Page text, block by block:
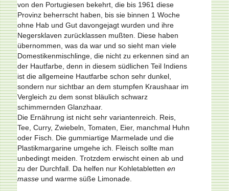
von den Portugiesen bekehrt, die bis 1961 diese
Provinz beherrscht haben, bis sie binnen 1 Woche
ohne Hab und Gut davongejagt wurden und ihre
Negersklaven zurücklassen mußten. Diese haben
übernommen, was da war und so sieht man viele
Domestikenmischlinge, die nicht zu erkennen sind an
der Hautfarbe, denn in diesem südlichen Teil Indiens
ist die allgemeine Hautfarbe schon sehr dunkel,
sondern nur sichtbar an dem stumpfen Kraushaar im
Vergleich zu dem sonst bläulich schwarz
schimmernden Glanzhaar.
Die Ernährung ist nicht sehr variantenreich. Reis,
Tee, Curry, Zwiebeln, Tomaten, Eier, manchmal Huhn
oder Fisch. Die gummiartige Marmelade und die
Plastikmargarine umgehe ich. Fleisch sollte man
unbedingt meiden. Trotzdem erwischt einen ab und
zu der Durchfall. Da helfen nur Kohletabletten en
masseund warme süße Limonade.